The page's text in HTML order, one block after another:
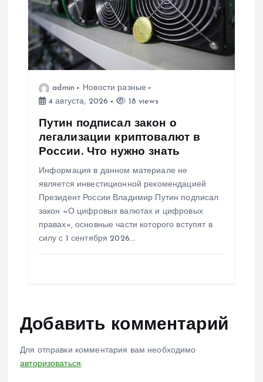
admin
Новости разные
4 августа, 2026
18 views
Путин подписал закон о
легализации криптовалют в
России. Что нужно знать
Информация в данном материале не
является инвестиционной рекомендацией
Президент России Владимир Путин подписал
закон «О цифровых валютах и цифровых
правах», основные части которого вступят в
силу с 1 сентября 2026…
Добавить комментарий
Для отправки комментария вам необходимо
авторизоваться.